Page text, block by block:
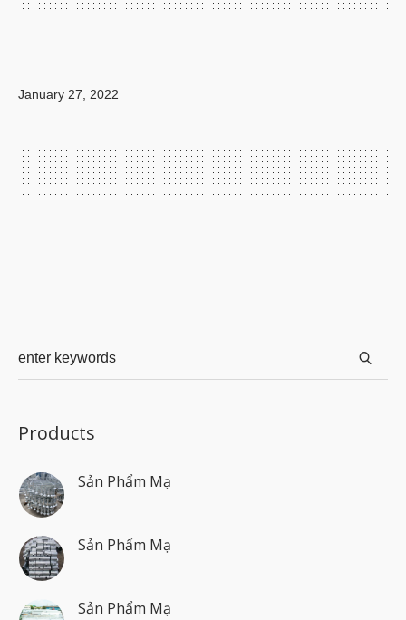
January 27, 2022
Products
Sản Phẩm Mạ
Sản Phẩm Mạ
Sản Phẩm Mạ